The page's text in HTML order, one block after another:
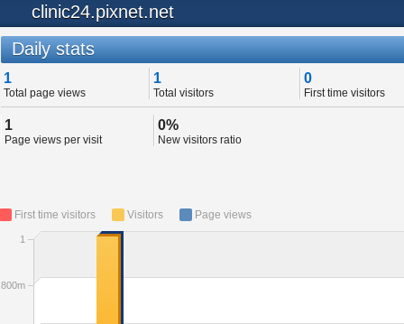
clinic24.pixnet.net
Daily stats
1
Total page views
1
Total visitors
0
First time visitors
1
Page views per visit
0%
New visitors ratio
First time visitors Visitors Page views
800m
1